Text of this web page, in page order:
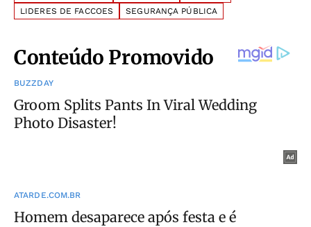
LIDERES DE FACCOES
SEGURANÇA PÚBLICA